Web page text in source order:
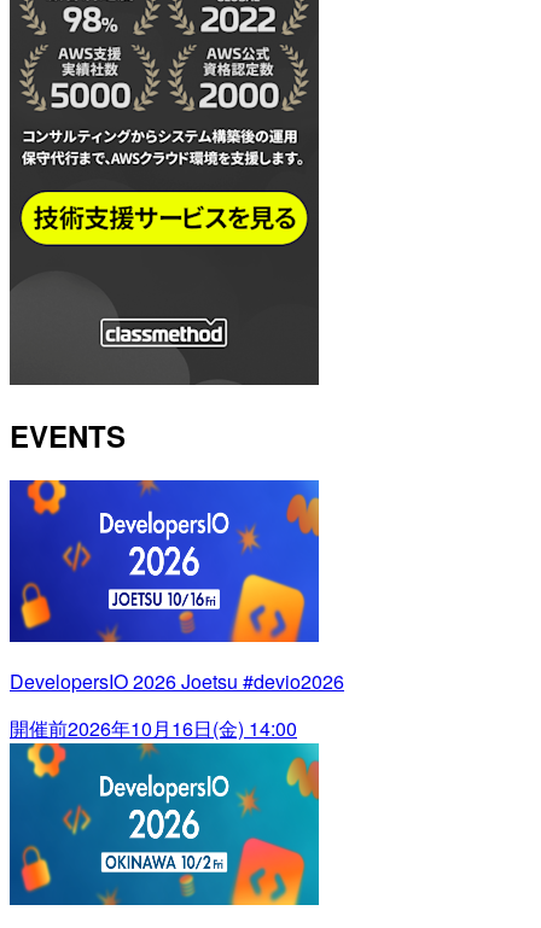
EVENTS
DevelopersIO 2026 Joetsu #devio2026
開催前2026年10月16日(金) 14:00